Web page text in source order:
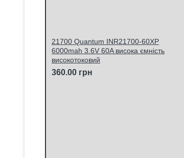
21700 Quantum INR21700-60XP
6000mah 3.6V 60A висока ємність
високотоковий
360.00 грн